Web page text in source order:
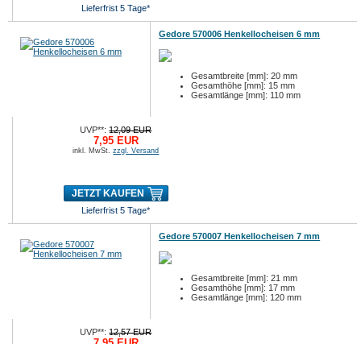
Lieferfrist 5 Tage*
Gedore 570006 Henkellocheisen 6 mm
Gesamtbreite [mm]: 20 mm
Gesamthöhe [mm]: 15 mm
Gesamtlänge [mm]: 110 mm
UVP**:12,09 EUR
7,95 EUR
inkl. MwSt.zzgl. Versand
JETZT KAUFEN
Lieferfrist 5 Tage*
Gedore 570007 Henkellocheisen 7 mm
Gesamtbreite [mm]: 21 mm
Gesamthöhe [mm]: 17 mm
Gesamtlänge [mm]: 120 mm
UVP**:12,57 EUR